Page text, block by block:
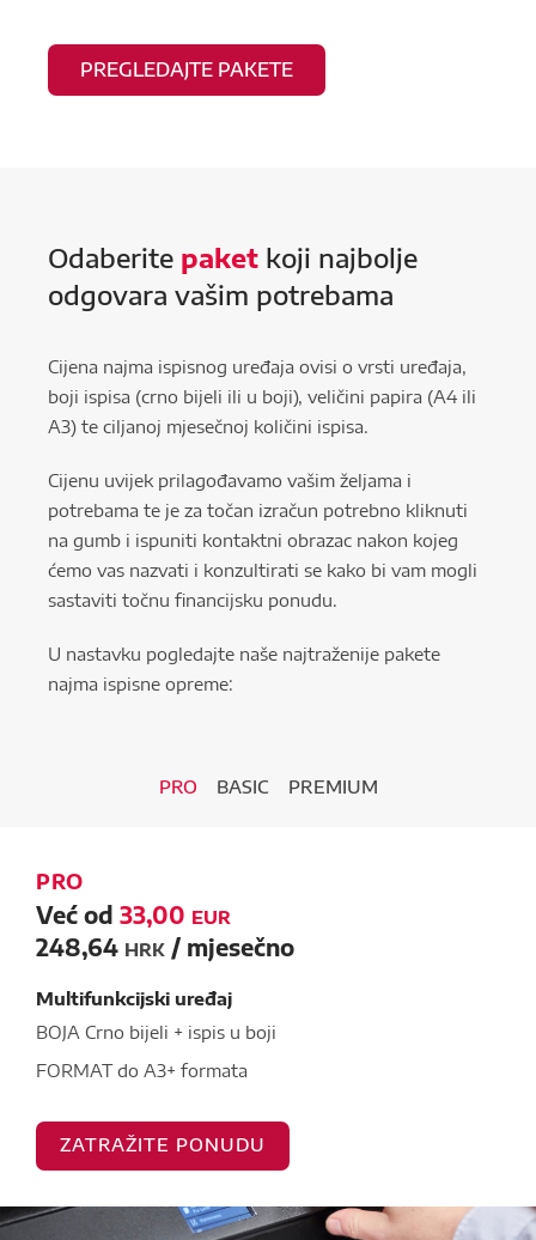
PREGLEDAJTE PAKETE
Odaberite paket koji najbolje
odgovara vašim potrebama
Cijena najma ispisnog uređaja ovisi o vrsti uređaja,
boji ispisa (crno bijeli ili u boji), veličini papira (A4 ili
A3) te ciljanoj mjesečnoj količini ispisa.
Cijenu uvijek prilagođavamo vašim željama i
potrebama te je za točan izračun potrebno kliknuti
na gumb i ispuniti kontaktni obrazac nakon kojeg
ćemo vas nazvati i konzultirati se kako bi vam mogli
sastaviti točnu financijsku ponudu.
U nastavku pogledajte naše najtraženije pakete
najma ispisne opreme:
PRO BASIC PREMIUM
PRO
Već od 33,00 EUR
248,64 HRK / mjesečno
Multifunkcijski uređaj
BOJA Crno bijeli + ispis u boji
FORMATdo A3+ formata
ZATRAŽITE PONUDU